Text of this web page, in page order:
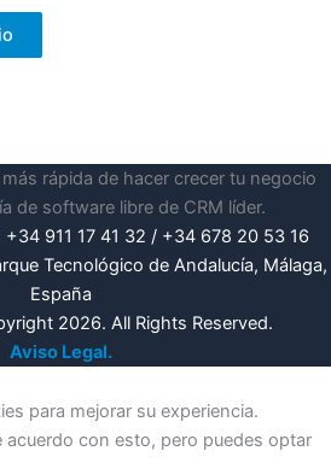
911 17 41 32 / +34 678 20 53 16
Tecnológico de Andalucía, Málaga,
España
2026. All Rights Reserved.
Aviso Legal.
para mejorar su experiencia.
acuerdo con esto, pero puedes optar